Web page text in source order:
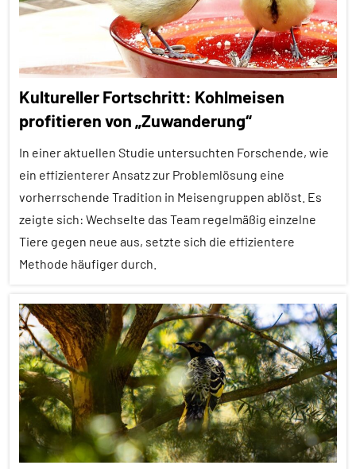
Alle
Tiergruppen
Erfahrungen
aktuell
Klimawandel
und
anthropogene
Einflüsse
Kommunikation
Lernen
und
Kognition
Umwelteinflüsse
Vögel
Wirbeltiere
Kultureller Fortschritt: Kohlmeisen
profitieren von „Zuwanderung“
In einer aktuellen Studie untersuchten Forschende, wie
ein effizienterer Ansatz zur Problemlösung eine
vorherrschende Tradition in Meisengruppen ablöst. Es
zeigte sich: Wechselte das Team regelmäßig einzelne
Tiere gegen neue aus, setzte sich die effizientere
Methode häufiger durch.
Alle
Artikel
Alle
Themen
Alle
Tiergruppen
Empfohlene